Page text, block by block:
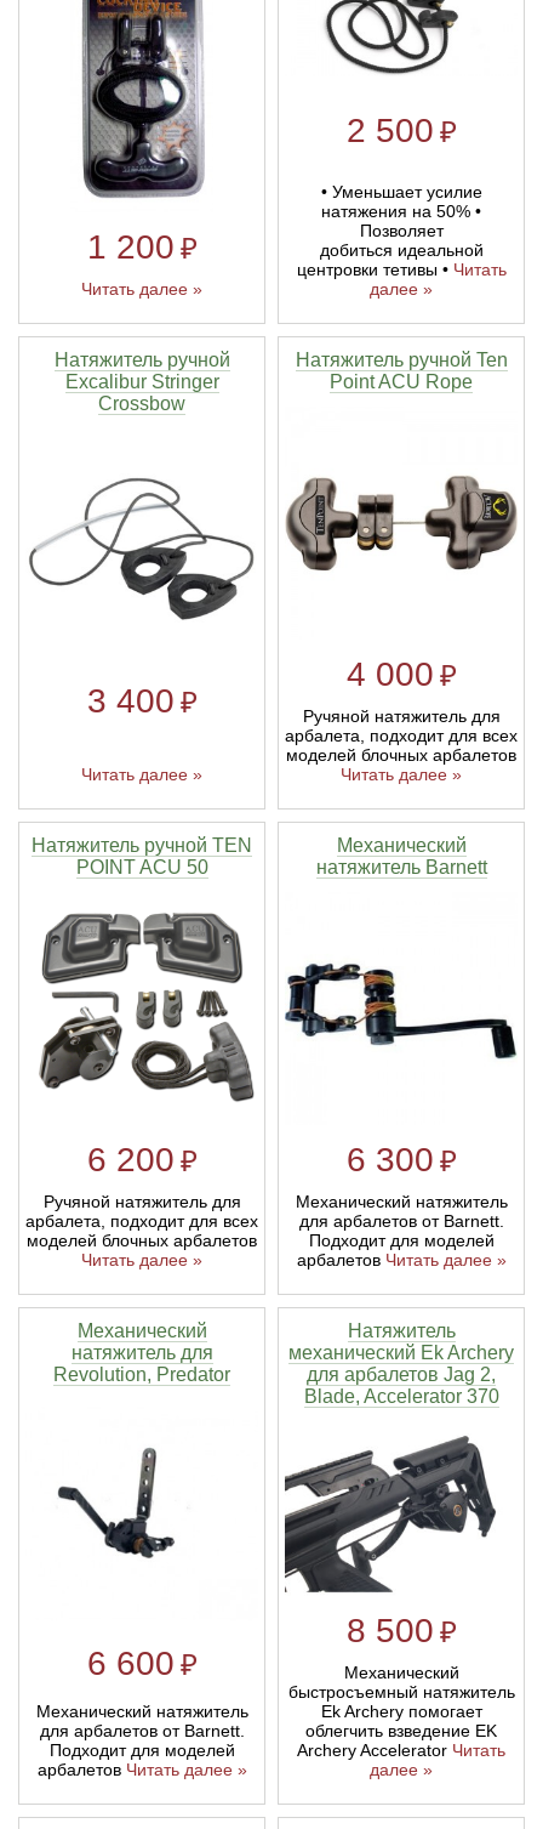
1 200 ₽
Читать далее »
2 500 ₽
• Уменьшает усилие
натяжения на 50% •
Позволяет
добиться идеальной
центровки тетивы • Читать
далее »
Натяжитель ручной
Excalibur Stringer
Crossbow
3 400 ₽
Читать далее »
Натяжитель ручной Ten
Point ACU Rope
4 000 ₽
Ручяной натяжитель для
арбалета, подходит для всех
моделей блочных арбалетов
Читать далее »
Натяжитель ручной TEN
POINT ACU 50
6 200 ₽
Ручяной натяжитель для
арбалета, подходит для всех
моделей блочных арбалетов
Читать далее »
Механический
натяжитель Barnett
6 300 ₽
Механический натяжитель
для арбалетов от Barnett.
Подходит для моделей
арбалетов Читать далее »
Механический
натяжитель для
Revolution, Predator
6 600 ₽
Механический натяжитель
для арбалетов от Barnett.
Подходит для моделей
арбалетов Читать далее »
Натяжитель
механический Ek Archery
для арбалетов Jag 2,
Blade, Accelerator 370
8 500 ₽
Механический
быстросъемный натяжитель
Ek Archery помогает
облегчить взведение EK
Archery Accelerator Читать
далее »
Линейки для настройки лука
Полочки для лука
Кликеры для лука
Плунжеры для лука
Киссеры для лука
Охотничьи ножи
Ножи складные